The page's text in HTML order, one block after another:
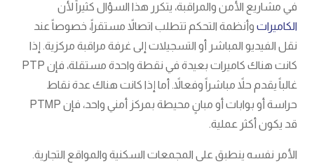
في مشاريع الأمن والمراقبة، يتكرر هذا السؤال كثيراً لأن
الكاميرات وأنظمة التحكم تتطلب اتصالاً مستقراً، خصوصاً عند
نقل الفيديو المباشر أو التسجيلات إلى غرفة مراقبة مركزية. إذا
كانت هناك كاميرات بعيدة في نقطة واحدة مستقلة، فإن PTP
غالباً يقدم حلاً مباشراً وفعالاً. أما إذا كانت هناك عدة نقاط
حراسة أو بوابات أو مبانٍ محيطة بمركز أمني واحد، فإن PTMP
قد يكون أكثر عملية.
الأمر نفسه ينطبق على المجمعات السكنية والمواقع التجارية.